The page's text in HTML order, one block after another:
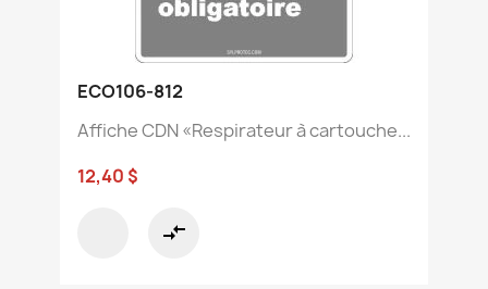
ECO106-812
Affiche CDN «Respirateur à cartouche...
12,40 $
compare_arrows